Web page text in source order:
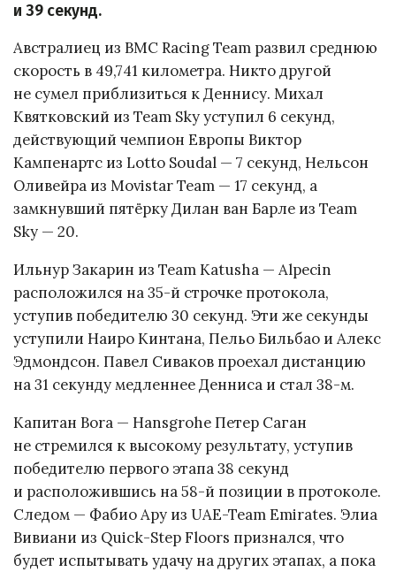
и 39 секунд.
Австралиец из BMC Racing Team развил среднюю
скорость в 49,741 километра. Никто другой
не сумел приблизиться к Деннису. Михал
Квятковский из Team Sky уступил 6 секунд,
действующий чемпион Европы Виктор
Кампенартс из Lotto Soudal — 7 секунд, Нельсон
Оливейра из Movistar Team — 17 секунд, а
замкнувший пятёрку Дилан ван Барле из Team
Sky — 20.
Ильнур Закарин из Team Katusha — Alpecin
расположился на 35-й строчке протокола,
уступив победителю 30 секунд. Эти же секунды
уступили Наиро Кинтана, Пельо Бильбао и Алекс
Эдмондсон. Павел Сиваков проехал дистанцию
на 31 секунду медленнее Денниса и стал 38-м.
Капитан Bora — Hansgrohe Петер Саган
не стремился к высокому результату, уступив
победителю первого этапа 38 секунд
и расположившись на 58-й позиции в протоколе.
Следом — Фабио Ару из UAE-Team Emirates. Элиа
Вивиани из Quick-Step Floors признался, что
будет испытывать удачу на других этапах, а пока